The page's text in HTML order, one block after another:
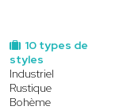
10 types de
styles
Industriel
Rustique
Bohème